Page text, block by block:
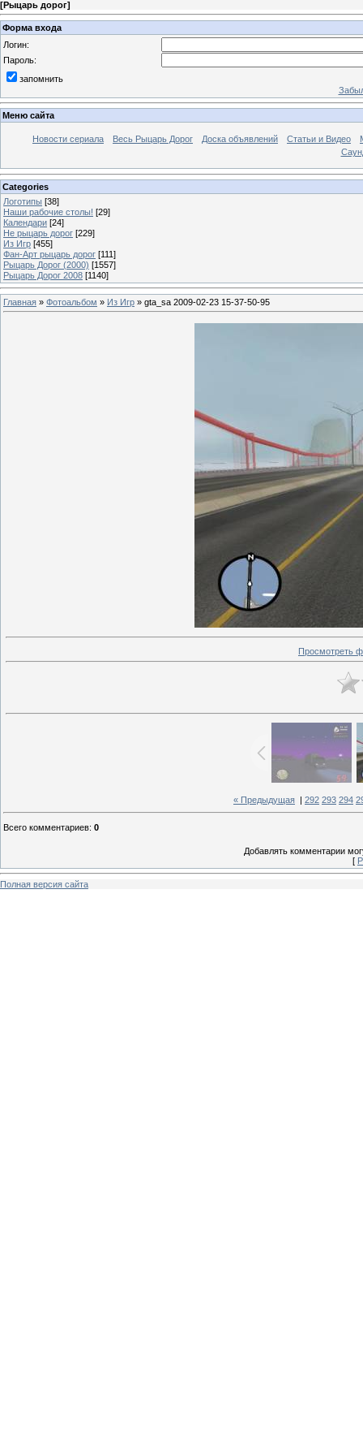
[Рыцарь дорог]
Форма входа
Логин:
Пароль:
запомнить
Меню сайта
Новости сериала Весь Рыцарь Дорог Доска объявлений Статьи и Видео
Categories
Логотипы [38]
Наши рабочие столы! [29]
Календари [24]
Не рыцарь дорог [229]
Из Игр [455]
Фан-Арт рыцарь дорог [111]
Рыцарь Дорог (2000) [1557]
Рыцарь Дорог 2008 [1140]
Главная » Фотоальбом » Из Игр » gta_sa 2009-02-23 15-37-50-95
Просмотреть
« Предыдущая 292 293 294
Всего комментариев: 0
Добавлять комментарии
[
Полная версия сайта